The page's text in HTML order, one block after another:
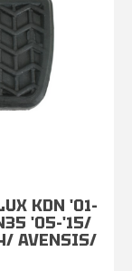
KDN '01-
'05-'15/
AVENSIS/